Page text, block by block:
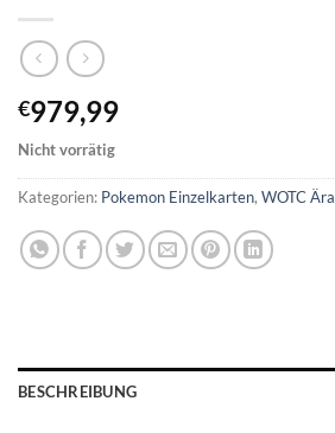
€979,99
Nicht vorrätig
Kategorien: Pokemon Einzelkarten, WOTC Ära
BESCHREIBUNG